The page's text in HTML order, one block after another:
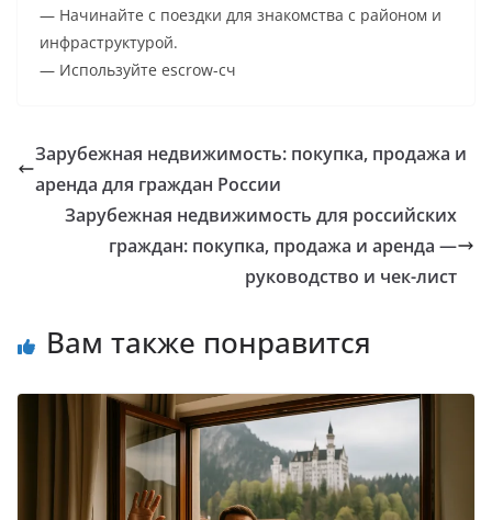
— Начинайте с поездки для знакомства с районом и
инфраструктурой.
— Используйте escrow-сч
Зарубежная недвижимость: покупка, продажа и
аренда для граждан России
Зарубежная недвижимость для российских
граждан: покупка, продажа и аренда —
руководство и чек-лист
Вам также понравится